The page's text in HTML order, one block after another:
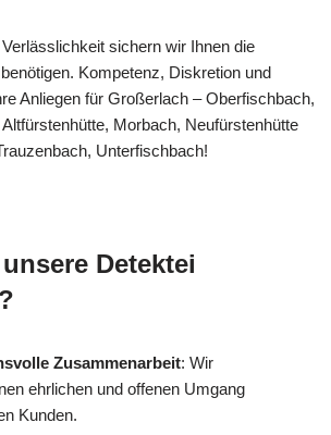
sichern wir Ihnen die
Kompetenz, Diskretion und
Anliegen für Großerlach – Oberfischbach,
Morbach, Neufürstenhütte
Unterfischbach!
Detektei
Zusammenarbeit: Wir
ehrlichen und offenen Umgang
Kunden.